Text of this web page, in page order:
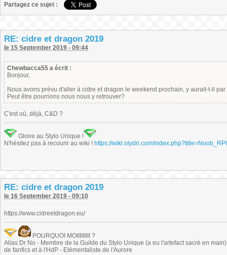
Partagez ce sujet :
RE: cidre et dragon 2019
le 15 September 2019 - 09:44
Chewbacca55 a écrit :
Bonjour,
Nous avons prévu d'aller à cidre et dragon le weekend prochain, y aurait-t-il
Peut être pourrions nous nous y retrouver?
C'est où, déjà, C&D ?
Gloire au Stylo Unique !
N'hésitez pas à recourir au wiki ! https://wiki.olydri.com/
RE: cidre et dragon 2019
le 16 September 2019 - 09:10
https://www.cidreetdragon.eu/
POURQUOI MOIIIIIIIII ?
Alias Dr No - Membre de la Guilde du Stylo Unique (a eu l'artefact sacré en
de fanfics et à l'HdP - Elémentaliste de l'Aurore